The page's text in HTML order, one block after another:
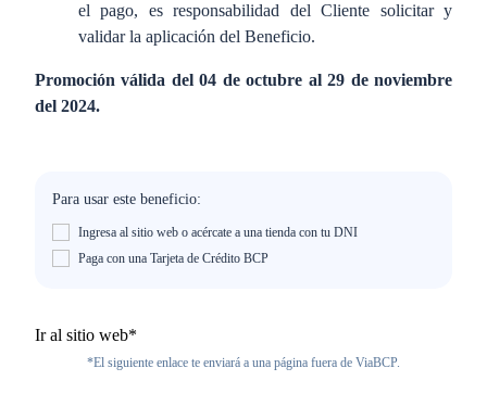
el pago, es responsabilidad del Cliente solicitar y
validar la aplicación del Beneficio.
Promoción válida del 04 de octubre al 29 de noviembre
del 2024.
Para usar este beneficio:
Ingresa al sitio web o acércate a una tienda con tu DNI
Paga con una Tarjeta de Crédito BCP
Ir al sitio web*
*El siguiente enlace te enviará a una página fuera de ViaBCP.